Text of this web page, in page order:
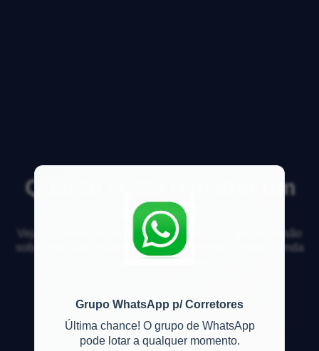
Grupo WhatsApp p/ Corretores
Última chance! O grupo de WhatsApp
pode lotar a qualquer momento.
Quanto custa registrar um
imóvel?
Veja respostas de especialistas e participe da discussão
sobre mercado imobiliário, financiamento, compra, venda
e locação de imóveis